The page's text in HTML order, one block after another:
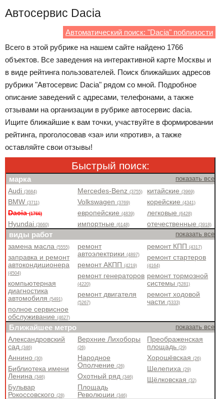
Автосервис Dacia
Автоматический поиск: "Dacia" поблизости
Всего в этой рубрике на нашем сайте найдено 1766
объектов. Все заведения на интерактивной карте Москвы и
в виде рейтинга пользователей. Поиск ближайших адресов
рубрики "Автосервис Dacia" рядом со мной. Подробное
описание заведений с адресами, телефонами, а также
отзывами на организации в рубрике автосервис dacia.
Ищите ближайшие к вам точки, участвуйте в формировании
рейтинга, проголосовав «за» или «против», а также
оставляйте свои отзывы!
Быстрый поиск:
марка показать все
Audi(3684)
BMW(3711)
Dacia(1766)
Hyundai(3660)
Mercedes-Benz(3755)
Volkswagen(3769)
европейские(4839)
импортные(6148)
китайские(3969)
корейские(4341)
легковые(6428)
отечественные(3918)
виды работ показать все
замена масла(5555)
заправка и ремонт
автокондиционера
(4504)
компьютерная
диагностика
автомобиля(5491)
полное сервисное
обслуживание(4627)
ремонт
автоэлектрики(4897)
ремонт АКПП(4219)
ремонт генераторов
(4220)
ремонт двигателя
(5267)
ремонт КПП(4317)
ремонт стартеров
(4164)
ремонт тормозной
системы(5281)
ремонт ходовой
части(5333)
Ближайшее метро показать все
Александровский
сад(346)
Аннино(30)
Библиотека имени
Ленина(346)
Бульвар
Рокоссовского(28)
Верхние Лихоборы
(26)
Народное
Ополчение(26)
Охотный ряд(346)
Площадь
Революции(346)
Преображенская
площадь(29)
Хорошёвская(26)
Шелепиха(29)
Щёлковская(32)